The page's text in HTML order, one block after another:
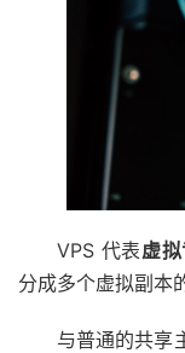
VPS 代表虚
分成多个虚拟副本
与普通的共享